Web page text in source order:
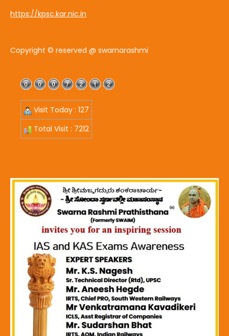
https://kpsc.kar.nic.in
Copyright © reserved @ swarnarashmi
Visit Today : 127
Total Visit : 7212